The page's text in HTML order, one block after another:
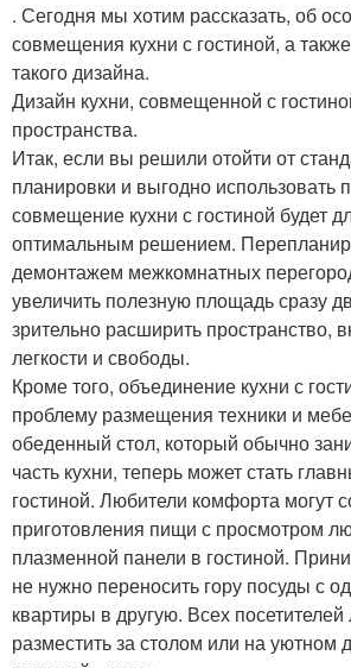
. Сегодня мы хотим рассказать, об
совмещения кухни с гостиной, а
такого дизайна.
Дизайн кухни, совмещенной с
пространства.
Итак, если вы решили отойти от
планировки и выгодно использовать
совмещение кухни с гостиной будет
оптимальным решением.
демонтажем межкомнатных
увеличить полезную площадь сразу
зрительно расширить пространство,
легкости и свободы.
Кроме того, объединение кухни с
проблему размещения техники и
обеденный стол, который обычно
часть кухни, теперь может стать
гостиной. Любители комфорта могут
приготовления пищи с просмотром
плазменной панели в гостиной.
не нужно переносить гору посуды с
квартиры в другую. Всех
разместить за столом или на уютном